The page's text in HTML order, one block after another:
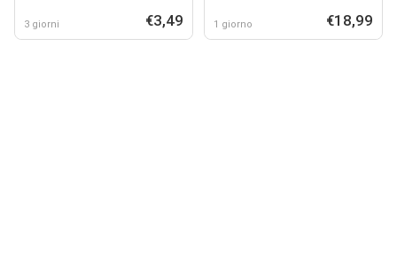
3 giorni €3,49 1 giorno €18,99